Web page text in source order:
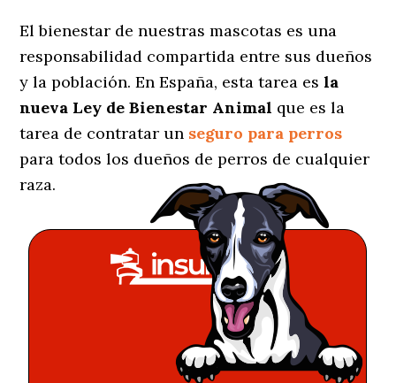
El bienestar de nuestras mascotas es una
responsabilidad compartida entre sus dueños
y la población. En España, esta tarea esla
nueva Ley de Bienestar Animal que es la
tarea de contratar un seguro para perros
para todos los dueños de perros de cualquier
raza.